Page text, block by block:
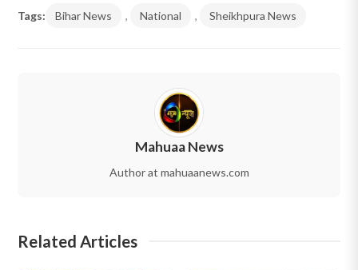
Tags: Bihar News , National , Sheikhpura News
Mahuaa News
Author at mahuaanews.com
Related Articles